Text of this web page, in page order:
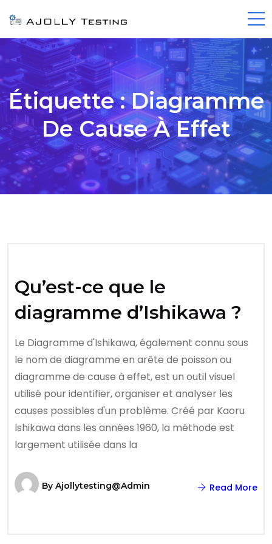
Étiquette :Diagramme
De Cause À Effet
Qu’est-ce que le
diagramme d’Ishikawa ?
Le Diagramme d'Ishikawa, également connu sous
le nom de diagramme en arête de poisson ou
diagramme de cause à effet, est un outil visuel
utilisé pour identifier, organiser et analyser les
causes possibles d'un problème. Créé par Kaoru
Ishikawa dans les années 1960, la méthode est
largement utilisée dans la
By Ajollytesting@admin Read More